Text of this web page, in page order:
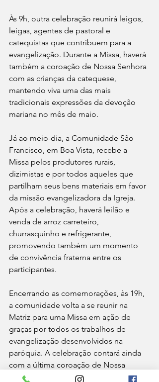
Às 9h, outra celebração reunirá leigos,
leigas, agentes de pastoral e
catequistas que contribuem para a
evangelização. Durante a Missa, haverá
também a coroação de Nossa Senhora
com as crianças da catequese,
mantendo viva uma das mais
tradicionais expressões da devoção
mariana no mês de maio.
Já ao meio-dia, a Comunidade São
Francisco, em Boa Vista, recebe a
Missa pelos produtores rurais,
dizimistas e por todos aqueles que
partilham seus bens materiais em favor
da missão evangelizadora da Igreja.
Após a celebração, haverá leilão e
venda de arroz carreteiro,
churrasquinho e refrigerante,
promovendo também um momento
de convivência fraterna entre os
participantes.
Encerrando as comemorações, às 19h,
a comunidade volta a se reunir na
Matriz para uma Missa em ação de
graças por todos os trabalhos de
evangelização desenvolvidos na
paróquia. A celebração contará ainda
com a última coroação de Nossa
Senhora no mês mariano, reunindo